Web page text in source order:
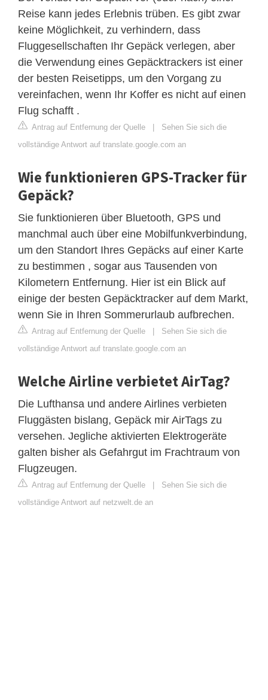
Reise kann jedes Erlebnis trüben. Es gibt zwar
keine Möglichkeit, zu verhindern, dass
Fluggesellschaften Ihr Gepäck verlegen, aber
die Verwendung eines Gepäcktrackers ist einer
der besten Reisetipps, um den Vorgang zu
vereinfachen, wenn Ihr Koffer es nicht auf einen
Flug schafft .
Antrag auf Entfernung der Quelle | Sehen Sie sich die
vollständige Antwort auf translate.google.com an
Wie funktionieren GPS-Tracker für
Gepäck?
Sie funktionieren über Bluetooth, GPS und
manchmal auch über eine Mobilfunkverbindung,
um den Standort Ihres Gepäcks auf einer Karte
zu bestimmen , sogar aus Tausenden von
Kilometern Entfernung. Hier ist ein Blick auf
einige der besten Gepäcktracker auf dem Markt,
wenn Sie in Ihren Sommerurlaub aufbrechen.
Antrag auf Entfernung der Quelle | Sehen Sie sich die
vollständige Antwort auf translate.google.com an
Welche Airline verbietet AirTag?
Die Lufthansa und andere Airlines verbieten
Fluggästen bislang, Gepäck mir AirTags zu
versehen. Jegliche aktivierten Elektrogeräte
galten bisher als Gefahrgut im Frachtraum von
Flugzeugen.
Antrag auf Entfernung der Quelle | Sehen Sie sich die
vollständige Antwort auf netzwelt.de an